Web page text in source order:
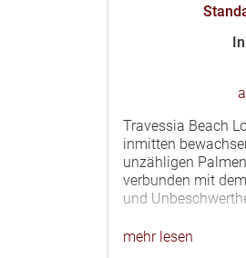
Travessia Beach
inmitten
unzähligen
verbunden mit
und
mehr lesen